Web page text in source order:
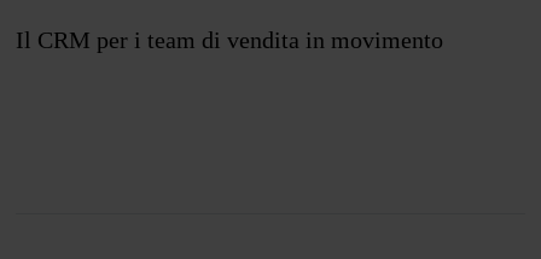
Il CRM per i team di vendita in movimento